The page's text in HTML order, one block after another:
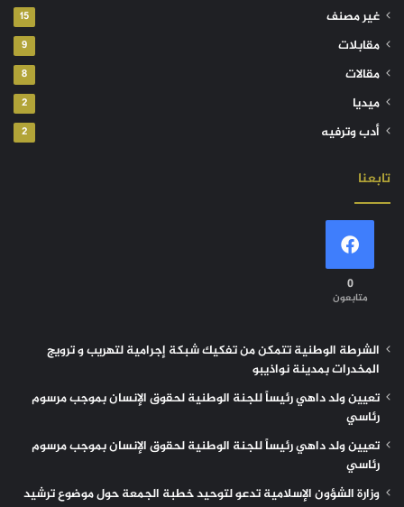
غير مصنف 15
مقابلات 9
مقالات 8
ميديا 2
أدب وترفيه 2
تابعنا
0
متابعون
الشرطة الوطنية تتمكن من تفكيك شبكة إجرامية لتهريب و ترويج
المخدرات بمدينة نواذيبو
تعيين ولد داهي رئيساً للجنة الوطنية لحقوق الإنسان بموجب مرسوم
رئاسي
تعيين ولد داهي رئيساً للجنة الوطنية لحقوق الإنسان بموجب مرسوم
رئاسي
وزارة الشؤون الإسلامية تدعو لتوحيد خطبة الجمعة حول موضوع ترشيد